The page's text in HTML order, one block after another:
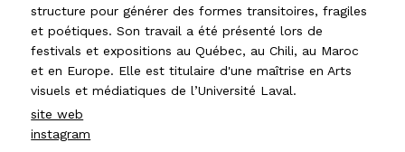
structure pour générer des formes transitoires, fragiles
et poétiques. Son travail a été présenté lors de
festivals et expositions au Québec, au Chili, au Maroc
et en Europe. Elle est titulaire d'une maîtrise en Arts
visuels et médiatiques de l’Université Laval.
site web
instagram